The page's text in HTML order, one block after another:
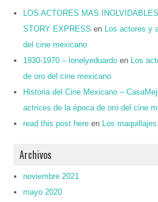
LOS ACTORES MAS
STORY EXPRESS en
Los actores y
del cine mexicano
1930-1970 – lonelyeduardo en
Los
de oro del cine mexicano
Historia del Cine Mexicano –
actrices de la época de oro del cine
read this post here en Los
Archivos
noviembre 2021
mayo 2020